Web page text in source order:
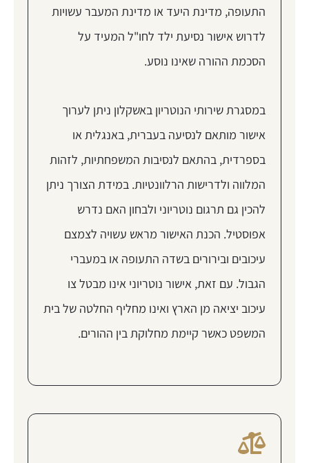
התעופה, מדינת היעד או מדינת המעבר עשויות
לדרוש אישור נסיעת ילד לחו"ל המעיד על
הסכמת ההורה שאינו נוסע.
במסגרת שירותי הנוטריון באשקלון ניתן לערוך
אישור מותאם לנסיעה בעברית, באנגלית או
בספרדית, בהתאם לנסיבות המשפחתיות, לזהות
המלווה ולדרישות הרלוונטיות. במידת הצורך ניתן
להכין גם תרגום נוטריוני ולבחון האם נדרש
אפוסטיל. הכנת האישור מראש עשויה לצמצם
עיכובים ובירורים בשדה התעופה או במעברי
הגבול. עם זאת, אישור נוטריוני אינו מבטל צו
עיכוב יציאה מן הארץ ואינו מחליף החלטה של בית
המשפט כאשר קיימת מחלוקת בין ההורים.